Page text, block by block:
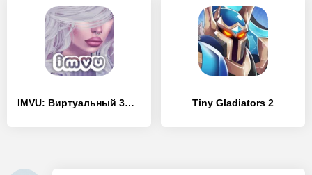
IMVU: Виртуальный 3D-мир Tiny Gladiators 2